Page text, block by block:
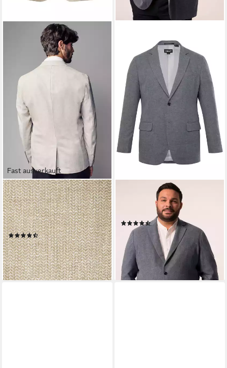
Fast ausverkauft
NEXT
Leinensakko Strukturiertes
Sakko aus Leinengemisch (1-
tlg)
(6)
63,00 € UVP126,00 €
-50%
lieferbar - in 2-3 Werktagen bei dir
Sakko Leinenmix-Sakko
Reverskragen
(6)
104,99 € 149,99 €
-30%
lieferbar - in 2-3 Werktagen bei dir